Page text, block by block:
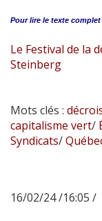
Pour lire le texte complet
Le Festival de la
Steinberg
Mots clés :
capitalisme vert/
Syndicats/
16/02/24 /16:05 /